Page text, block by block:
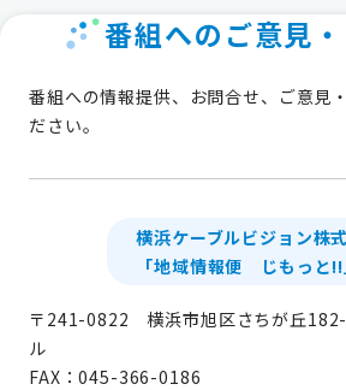
番組へのご意見
番組への情報提供、お問合せ、ご意見
ださい。
横浜ケーブルビジョン株
「地域情報便 じもっと
〒241-0822 横浜市旭区さちが丘
ル
FAX：045-366-0186